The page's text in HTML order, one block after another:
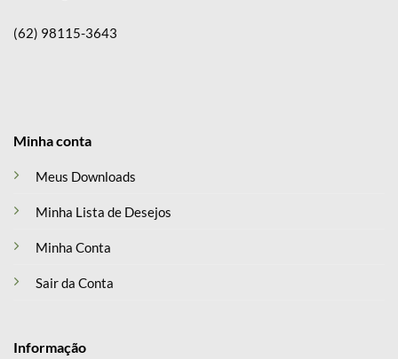
Minha conta
Meus Downloads
Minha Lista de Desejos
Minha Conta
Sair da Conta
Informação
(62) 98115-3643